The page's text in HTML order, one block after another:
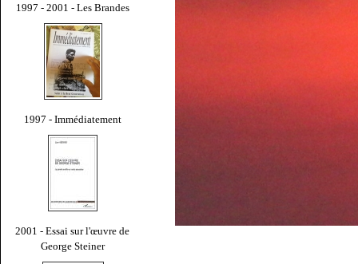
1997 - 2001 - Les Brandes
1997 - Immédiatement
2001 - Essai sur l'œuvre de
George Steiner